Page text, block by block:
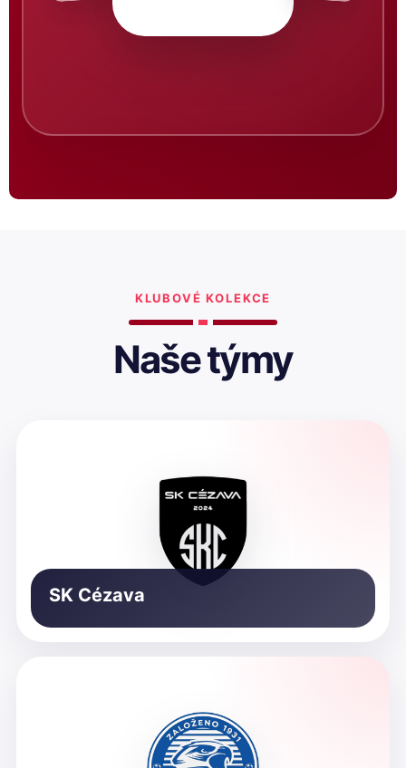
KLUBOVÉ KOLEKCE
Naše týmy
SK Cézava